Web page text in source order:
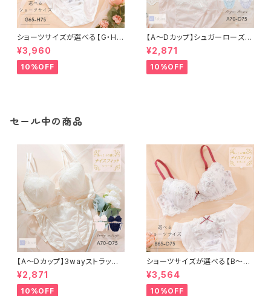
ショーツサイズが選べる【G・H】
セレナーデ ブラ＆ショーツセット
¥3,960
10%OFF
【A〜Dカップ】シュガーローズ
ブラ＆ショーツ
¥2,871
10%OFF
セール中の商品
【A〜Dカップ】3wayストラップ
¥2,871
10%OFF
ショーツサイズが選べる【B〜D】
セレナーデ ブラ＆ショーツ
¥3,564
10%OFF